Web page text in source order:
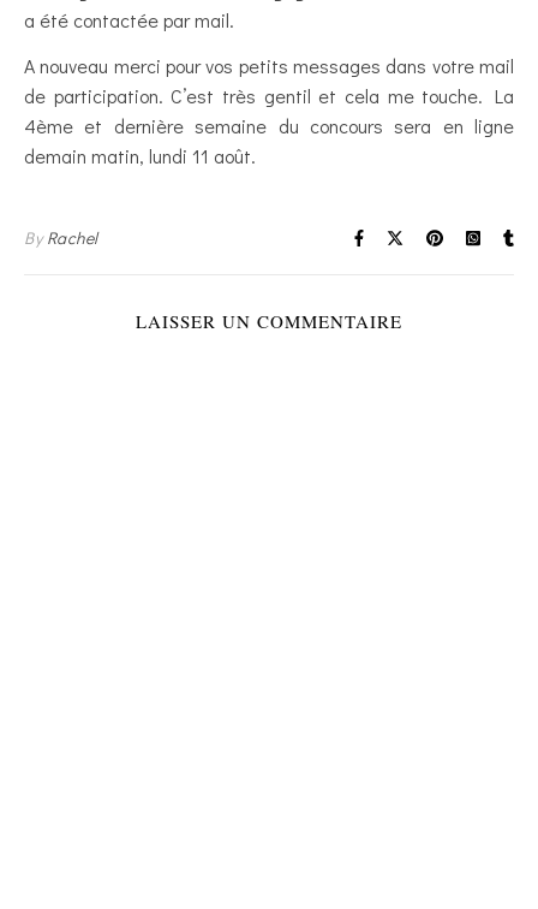
a été contactée par mail.
A nouveau merci pour vos petits messages dans votre mail
de participation. C’est très gentil et cela me touche. La
4ème et dernière semaine du concours sera en ligne
demain matin, lundi 11 août.
ByRachel
LAISSER UN COMMENTAIRE